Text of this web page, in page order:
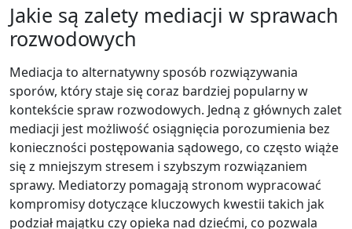
Jakie są zalety mediacji w sprawach
rozwodowych
Mediacja to alternatywny sposób rozwiązywania
sporów, który staje się coraz bardziej popularny w
kontekście spraw rozwodowych. Jedną z głównych zalet
mediacji jest możliwość osiągnięcia porozumienia bez
konieczności postępowania sądowego, co często wiąże
się z mniejszym stresem i szybszym rozwiązaniem
sprawy. Mediatorzy pomagają stronom wypracować
kompromisy dotyczące kluczowych kwestii takich jak
podział majątku czy opieka nad dziećmi, co pozwala